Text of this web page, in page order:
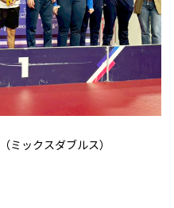
ックスダブルス）